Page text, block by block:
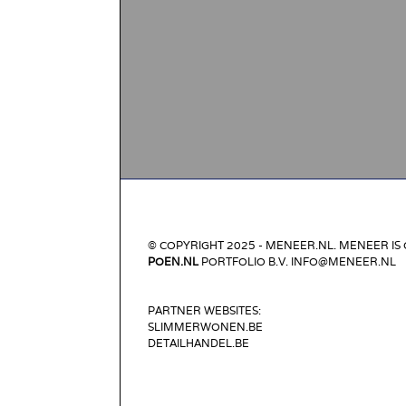
© COPYRIGHT 2025 - MENEER.NL. MENEER IS
POEN.NLPORTFOLIO B.V. INFO@MENEER.NL
PARTNER WEBSITES:
SLIMMERWONEN.BE
DETAILHANDEL.BE